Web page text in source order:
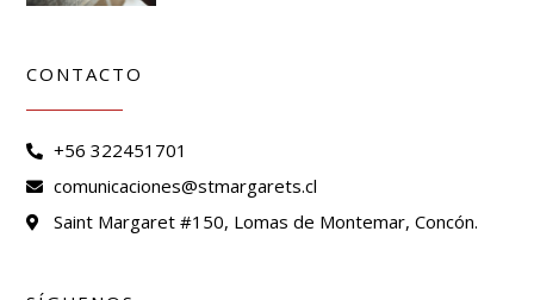
CONTACTO
+56 322451701
comunicaciones@stmargarets.cl
Saint Margaret #150, Lomas de Montemar, Concón.